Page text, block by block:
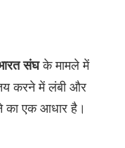
संघके मामले में
तय करने में लंबी और
का एक आधार है।